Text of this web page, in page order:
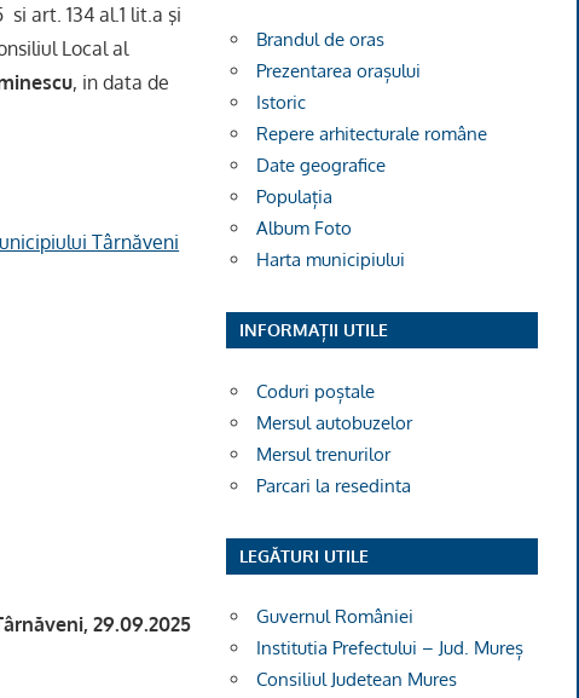
art. 134 al.1 lit.a şi
Local al
, in data de
Târnăveni
29.09.2025
Brandul de oras
Prezentarea orașului
Istoric
Repere arhitecturale române
Date geografice
Populația
Album Foto
Harta municipiului
INFORMAȚII UTILE
Coduri poștale
Mersul autobuzelor
Mersul trenurilor
Parcari la resedinta
LEGĂTURI UTILE
Guvernul României
Institutia Prefectului – Jud. Mureș
Consiliul Judetean Mures